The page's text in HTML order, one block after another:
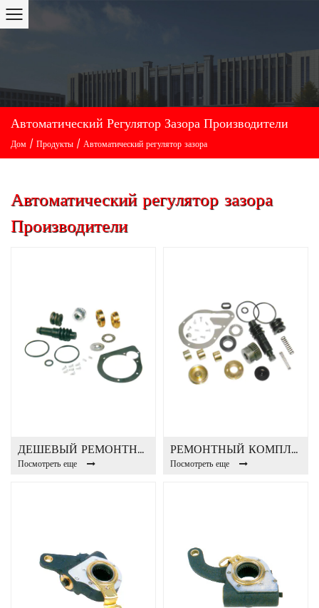
Автоматический Регулятор Зазора Производители
Дом / Продукты / Автоматический регулятор зазора
Автоматический регулятор зазора
Производители
ДЕШЕВЫЙ РЕМОНТНЫЙ РЕМОНТ ТИП 1 РЕГУЛИРОВКА АВТОЗАБОРКИРОВКИ
Посмотреть еще
РЕМОНТНЫЙ КОМПЛЕКТ ТИП 2 РЕГУЛЯТОР АВТОЗАБИРАНИЯ
Посмотреть еще